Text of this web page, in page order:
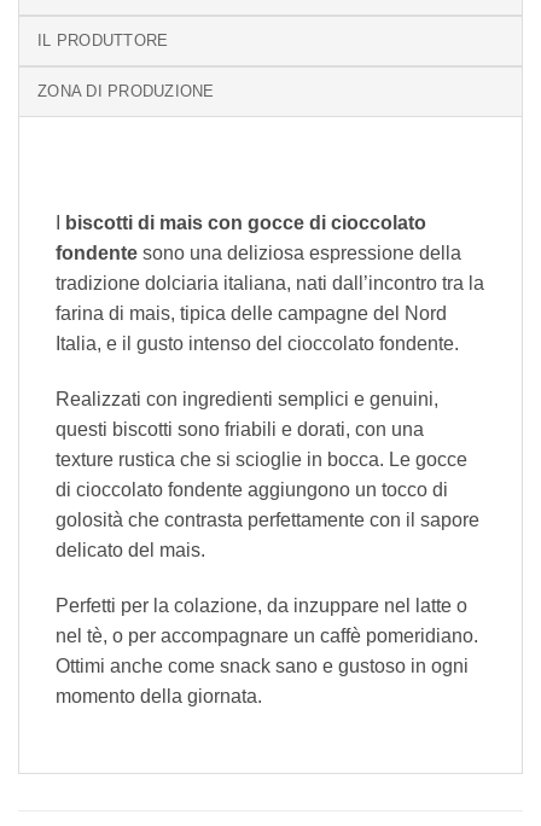
IL PRODUTTORE
ZONA DI PRODUZIONE
biscotti di mais con gocce di cioccolato
fondente sono una deliziosa espressione della
tradizione dolciaria italiana, nati dall’incontro tra la
farina di mais, tipica delle campagne del Nord
Italia, e il gusto intenso del cioccolato fondente.
Realizzati con ingredienti semplici e genuini,
questi biscotti sono friabili e dorati, con una
texture rustica che si scioglie in bocca. Le gocce
di cioccolato fondente aggiungono un tocco di
golosità che contrasta perfettamente con il sapore
delicato del mais.
Perfetti per la colazione, da inzuppare nel latte o
nel tè, o per accompagnare un caffè pomeridiano.
Ottimi anche come snack sano e gustoso in ogni
momento della giornata.